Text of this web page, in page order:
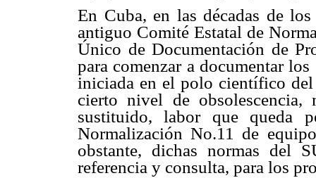
En Cuba, en las décadas de
antiguo Comité Estatal de
Único de Documentación de
para comenzar a documentar
iniciada en el polo científico
cierto nivel de
sustituido, labor que queda
Normalización No.11 de
obstante, dichas normas del
referencia y consulta, para los